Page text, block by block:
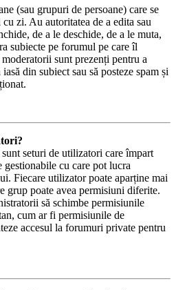
(sau grupuri de persoane) care se
zi. Au autoritatea de a edita sau
de a le deschide, de a le muta,
subiecte pe forumul pe care îl
sunt prezenți pentru a
din subiect sau să posteze spam și
seturi de utilizatori care împart
gestionabile cu care pot lucra
Fiecare utilizator poate aparține mai
grup poate avea permisiuni diferite.
să schimbe permisiunile
cum ar fi permisiunile de
accesul la forumuri private pentru